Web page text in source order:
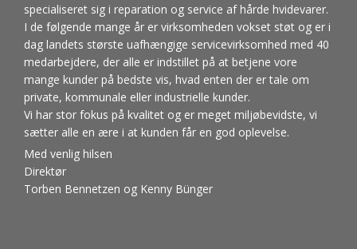
specialiseret sig i reparation og service af hårde hvidevarer.
I de følgende mange år er virksomheden vokset støt og er i
dag landets største uafhængige servicevirksomhed med 40
medarbejdere, der alle er indstillet på at betjene vore
mange kunder på bedste vis, hvad enten der er tale om
private, kommunale eller industrielle kunder.
Vi har stor fokus på kvalitet og er meget miljøbevidste, vi
sætter alle en ære i at kunden får en god oplevelse.
Med venlig hilsen
Direktør
Torben Bennetzen og Kenny Bünger